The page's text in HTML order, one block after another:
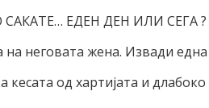
EДЕН ДЕН ИЛИ СЕГА ?
неговата жена. Извади една
од хартијата и